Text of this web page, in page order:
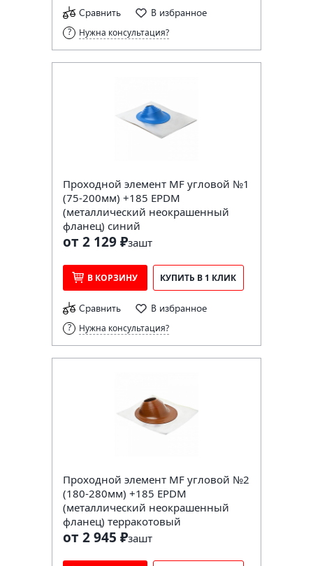
Сравнить В избранное
Нужна консультация?
Проходной элемент MF угловой №1
(75-200мм) +185 EPDM
(металлический неокрашенный
фланец) синий
от 2 129 ₽зашт
В КОРЗИНУ КУПИТЬ В 1 КЛИК
Сравнить В избранное
Нужна консультация?
Проходной элемент MF угловой №2
(180-280мм) +185 EPDM
(металлический неокрашенный
фланец) терракотовый
от 2 945 ₽зашт